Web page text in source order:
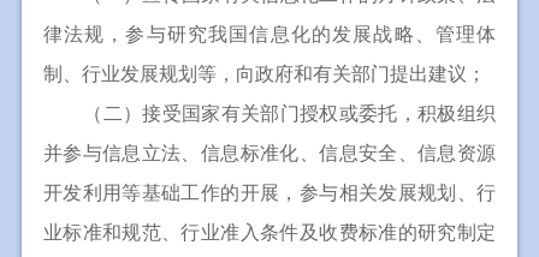
律法规，参与研究我国信息化的发展战略、管理体
制、行业发展规划等，向政府和有关部门提出建议；
（二）接受国家有关部门授权或委托，积极组织
并参与信息立法、信息标准化、信息安全、信息资源
开发利用等基础工作的开展，参与相关发展规划、行
业标准和规范、行业准入条件及收费标准的研究制定